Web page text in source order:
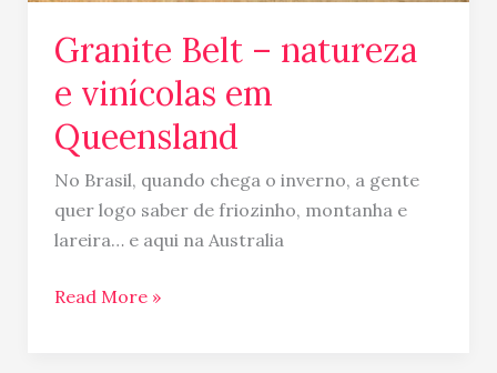
Granite Belt – natureza
e vinícolas em
Queensland
No Brasil, quando chega o inverno, a gente
quer logo saber de friozinho, montanha e
lareira… e aqui na Australia
Read More »